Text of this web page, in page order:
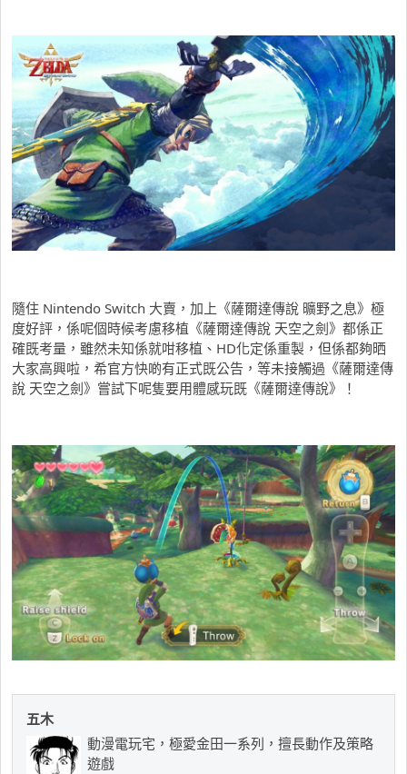
隨住 Nintendo Switch 大賣，加上《薩爾達傳說 曠野之息》極
度好評，係呢個時候考慮移植《薩爾達傳說 天空之劍》都係正
確既考量，雖然未知係就咁移植、HD化定係重製，但係都夠晒
大家高興啦，希官方快啲有正式既公告，等未接觸過《薩爾達傳
說 天空之劍》嘗試下呢隻要用體感玩既《薩爾達傳說》！
五木
動漫電玩宅，極愛金田一系列，擅長動作及策略
遊戲